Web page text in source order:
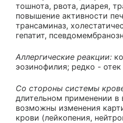
тошнота, рвота, диарея,
повышение активности
трансаминаз,
гепатит,
Аллергические реакции:
эозинофилия; редко - отек
Со стороны системы
длительном применении в
возможны изменения
крови (лейкопения,